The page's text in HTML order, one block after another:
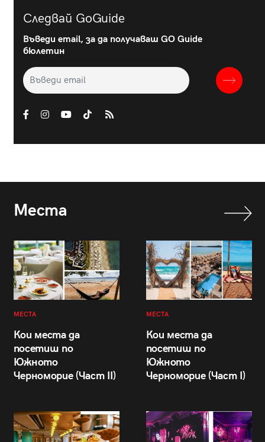
Следвай GoGuide
Въведи email, за да получаваш GO Guide
бюлетин
Места
МЕСТА
Кои места да
посетиш по
Южното
Черноморие (Част II)
МЕСТА
Кои места да
посетиш по
Южното
Черноморие (Част I)